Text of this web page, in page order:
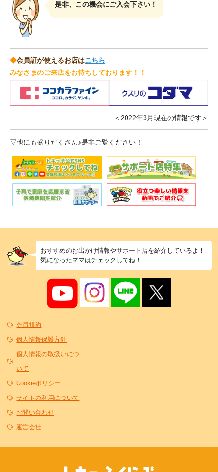
是非、この機会にご入会下さい！
◆会員証が使えるお店はこちら
みなさまのご来店をお待ちしております！！
＜2022年3月現在の情報です＞
▽他にも盛りだくさん♪是非ご覧ください！
おすすめのお出かけ情報やサポート店を紹介しているよ！
気になったママはチェックしてね！
会員規約
個人情報保護方針
個人情報の取扱いにつ
いて
Cookieポリシー
サイトの利用について
お問い合わせ
運営会社